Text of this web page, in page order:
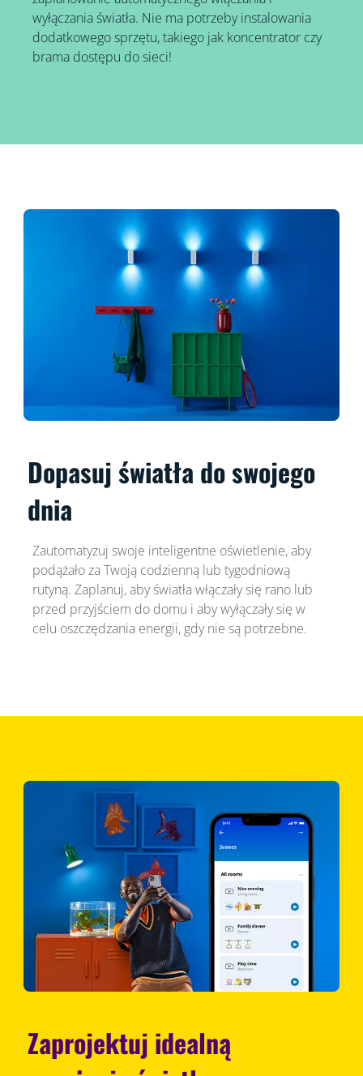
wyłączania światła. Nie ma potrzeby instalowania
dodatkowego sprzętu, takiego jak koncentrator czy
brama dostępu do sieci!
Dopasuj światła do swojego
dnia
Zautomatyzuj swoje inteligentne oświetlenie, aby
podążało za Twoją codzienną lub tygodniową
rutyną. Zaplanuj, aby światła włączały się rano lub
przed przyjściem do domu i aby wyłączały się w
celu oszczędzania energii, gdy nie są potrzebne.
Zaprojektuj idealną